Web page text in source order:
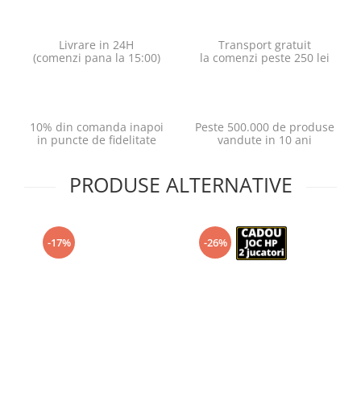
Livrare in 24H
(comenzi pana la 15:00)
Transport gratuit
la comenzi peste 250 lei
10% din comanda inapoi
in puncte de fidelitate
Peste 500.000 de produse
vandute in 10 ani
PRODUSE ALTERNATIVE
-17% -26%